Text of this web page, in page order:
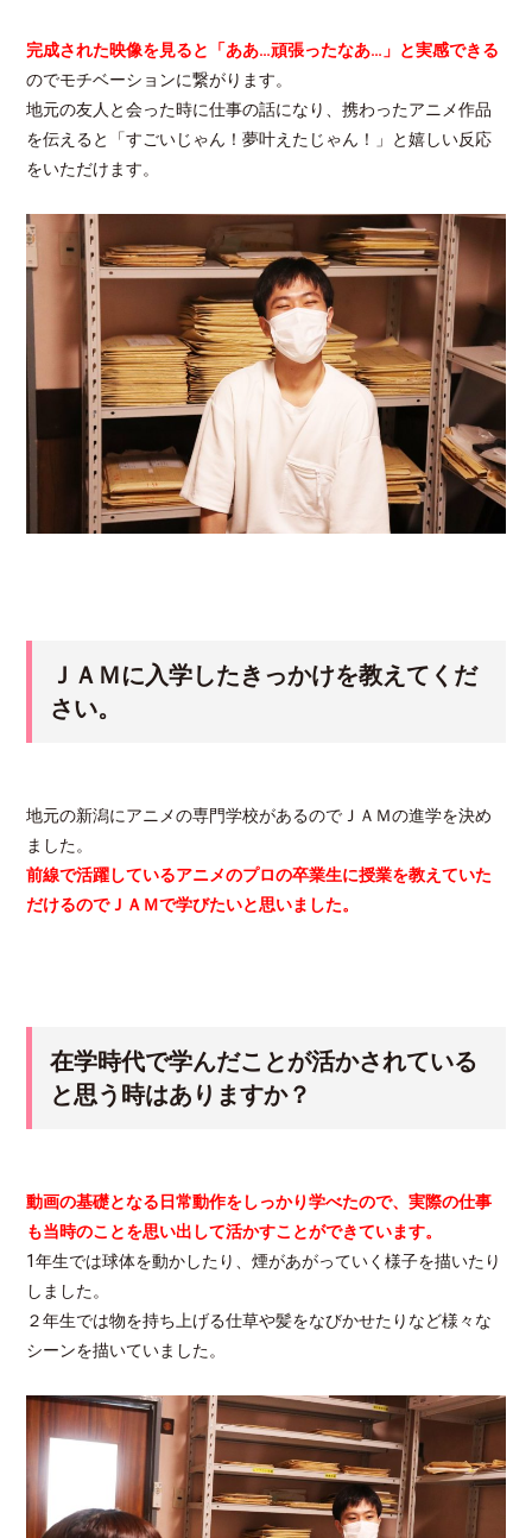
完成された映像を見ると「ああ…頑張ったなあ…」と実感できる
のでモチベーションに繋がります。
地元の友人と会った時に仕事の話になり、携わったアニメ作品
を伝えると「すごいじゃん！夢叶えたじゃん！」と嬉しい反応
をいただけます。
ＪＡＭに入学したきっかけを教えてくだ
さい。
地元の新潟にアニメの専門学校があるのでＪＡＭの進学を決め
ました。
前線で活躍しているアニメのプロの卒業生に授業を教えていた
だけるのでＪＡＭで学びたいと思いました。
在学時代で学んだことが活かされている
と思う時はありますか？
動画の基礎となる日常動作をしっかり学べたので、実際の仕事
も当時のことを思い出して活かすことができています。
1年生では球体を動かしたり、煙があがっていく様子を描いたり
しました。
２年生では物を持ち上げる仕草や髪をなびかせたりなど様々な
シーンを描いていました。